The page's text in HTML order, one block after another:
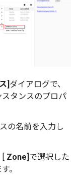
] ダイアログで、
タンスのプロパ
の名前を入力し
Zone] で選択した
。